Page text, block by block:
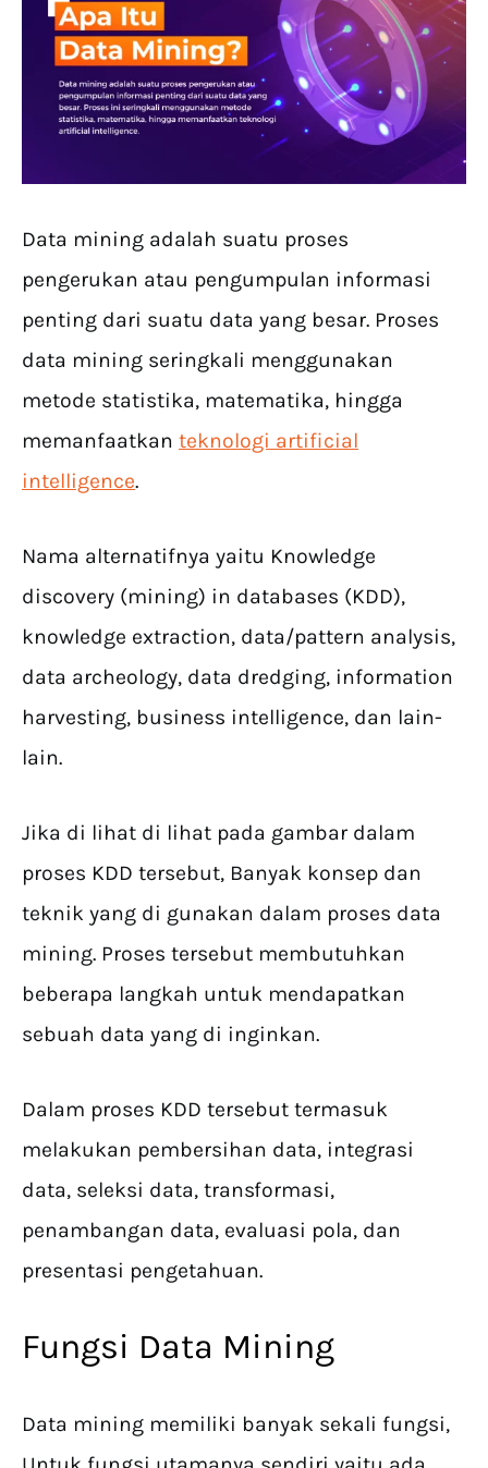
Data mining adalah suatu proses
pengerukan atau pengumpulan informasi
penting dari suatu data yang besar. Proses
data mining seringkali menggunakan
metode statistika, matematika, hingga
memanfaatkan teknologi artificial
intelligence.
Nama alternatifnya yaitu Knowledge
discovery (mining) in databases (KDD),
knowledge extraction, data/pattern analysis,
data archeology, data dredging, information
harvesting, business intelligence, dan lain-
lain.
Jika di lihat di lihat pada gambar dalam
proses KDD tersebut, Banyak konsep dan
teknik yang di gunakan dalam proses data
mining. Proses tersebut membutuhkan
beberapa langkah untuk mendapatkan
sebuah data yang di inginkan.
Dalam proses KDD tersebut termasuk
melakukan pembersihan data, integrasi
data, seleksi data, transformasi,
penambangan data, evaluasi pola, dan
presentasi pengetahuan.
Fungsi Data Mining
Data mining memiliki banyak sekali fungsi,